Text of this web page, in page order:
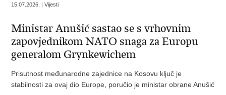
15.07.2026. | Vijesti
Ministar Anušić sastao se s vrhovnim
zapovjednikom NATO snaga za Europu
generalom Grynkewichem
Prisutnost međunarodne zajednice na Kosovu ključ je
stabilnosti za ovaj dio Europe, poručio je ministar obrane Anušić